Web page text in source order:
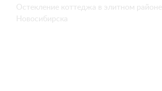
Остекление коттеджа в элитном районе
Новосибирска